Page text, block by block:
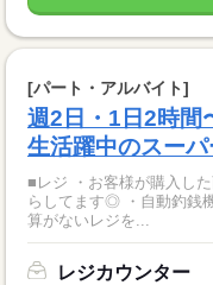
[パート・アルバイト]
週2日・1日2時
生活躍中のスーパ
■レジ ・お客様が購入し
らしてます◎ ・自動釣銭機やセミセルフレジといった お釣りの計
算がないレジを...
レジカウンター